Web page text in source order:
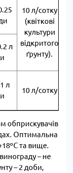
10 л/сотку
(квіткові
культури
відкритого
ґрунту).
л
л
10 л/сотку
обприскувачів
Оптимальна
та вище.
– не
– 2 доби,